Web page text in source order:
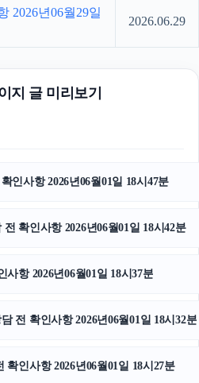
2026년06월29일
2026.06.29
지 글 미리보기
인사항 2026년06월01일 18시47분
확인사항 2026년06월01일 18시42분
항 2026년06월01일 18시37분
전 확인사항 2026년06월01일 18시32분
확인사항 2026년06월01일 18시27분